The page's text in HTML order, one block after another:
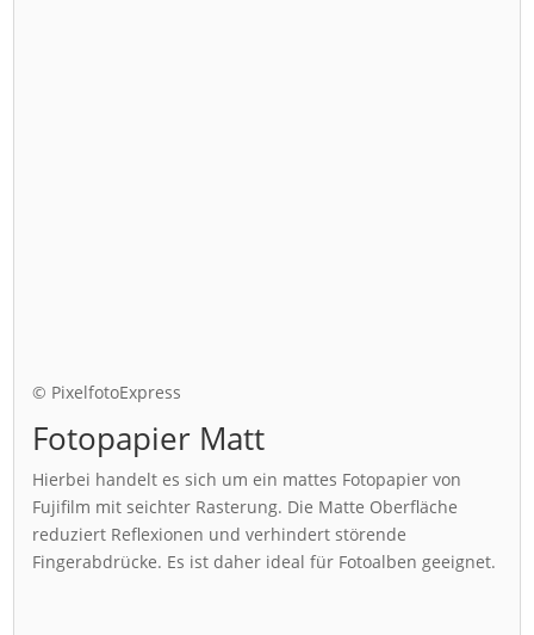
© PixelfotoExpress
Fotopapier Matt
Hierbei handelt es sich um ein mattes Fotopapier von
Fujifilm mit seichter Rasterung. Die Matte Oberfläche
reduziert Reflexionen und verhindert störende
Fingerabdrücke. Es ist daher ideal für Fotoalben geeignet.